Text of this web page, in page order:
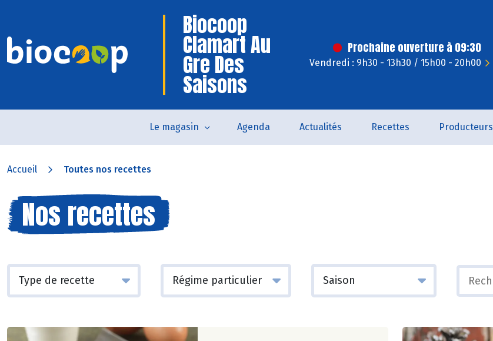
Biocoop
Clamart Au
Gre Des
Saisons
Prochaine ouverture à 09:30
Vendredi : 9h30 - 13h30 / 15h00 - 20h00
Le magasin Agenda Actualités Recettes Producteurs
Accueil Toutes nos recettes
Nos recettes